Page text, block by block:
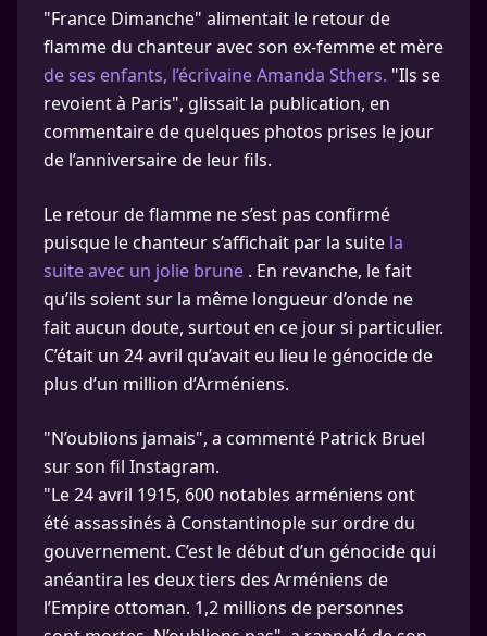
"France Dimanche" alimentait le retour de
flamme du chanteur avec son ex-femme et mère
de ses enfants, l’écrivaine Amanda Sthers. "Ils se
revoient à Paris", glissait la publication, en
commentaire de quelques photos prises le jour
de l’anniversaire de leur fils.
Le retour de flamme ne s’est pas confirmé
puisque le chanteur s’affichait par la suite la
suite avec un jolie brune . En revanche, le fait
qu’ils soient sur la même longueur d’onde ne
fait aucun doute, surtout en ce jour si particulier.
C’était un 24 avril qu’avait eu lieu le génocide de
plus d’un million d’Arméniens.
"N’oublions jamais", a commenté Patrick Bruel
sur son fil Instagram.
"Le 24 avril 1915, 600 notables arméniens ont
été assassinés à Constantinople sur ordre du
gouvernement. C’est le début d’un génocide qui
anéantira les deux tiers des Arméniens de
l’Empire ottoman. 1,2 millions de personnes